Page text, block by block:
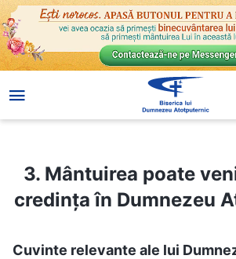
3. Mântuirea poate
credința în Dumnezeu
Cuvinte relevante ale lui